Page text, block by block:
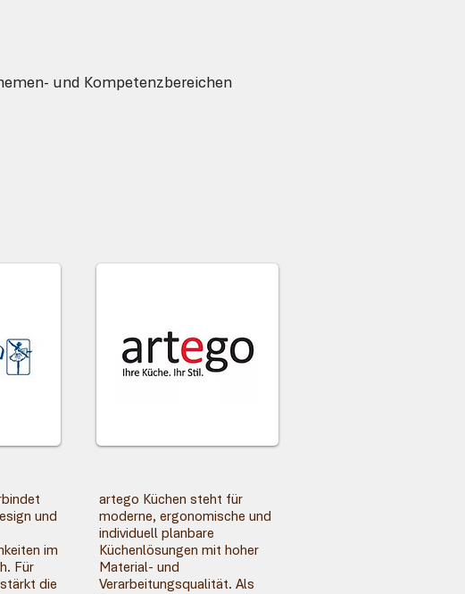
und Kompetenzbereichen
und
im
Für
stärkt die
artego Küchen steht für
moderne, ergonomische und
individuell planbare
Küchenlösungen mit hoher
Material- und
Verarbeitungsqualität. Als